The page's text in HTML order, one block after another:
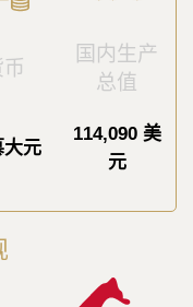
国内生产
总值
大元
114,090 美
元